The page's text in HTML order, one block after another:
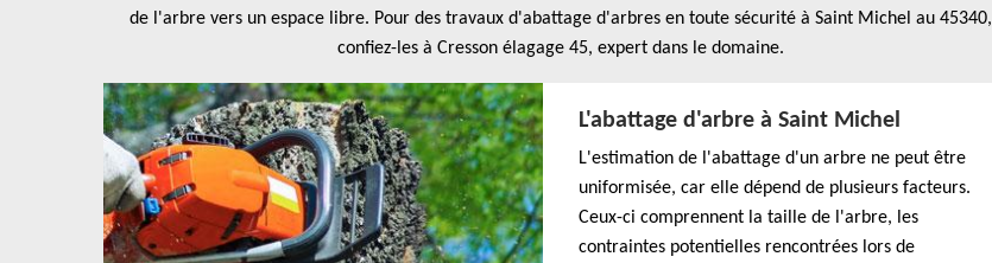
de l'arbre vers un espace libre. Pour des travaux d'abattage d'arbres en toute sécurité à Saint Michel au 45340,
confiez-les à Cresson élagage 45, expert dans le domaine.
L'abattage d'arbre à Saint Michel
L'estimation de l'abattage d'un arbre ne peut être
uniformisée, car elle dépend de plusieurs facteurs.
Ceux-ci comprennent la taille de l'arbre, les
contraintes potentielles rencontrées lors de